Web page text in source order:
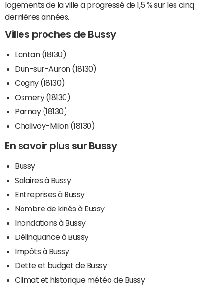
logements de la ville a progressé de 1,5 % sur les cinq
dernières années.
Villes proches de Bussy
Lantan (18130)
Dun-sur-Auron (18130)
Cogny (18130)
Osmery (18130)
Parnay (18130)
Chalivoy-Milon (18130)
En savoir plus sur Bussy
Bussy
Salaires à Bussy
Entreprises à Bussy
Nombre de kinés à Bussy
Inondations à Bussy
Délinquance à Bussy
Impôts à Bussy
Dette et budget de Bussy
Climat et historique météo de Bussy